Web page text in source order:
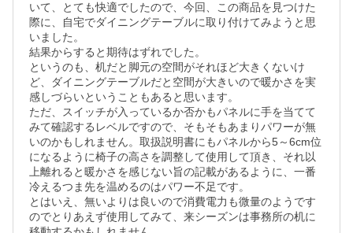
いて、とても快適でしたので、今回、この商品を見つけた
際に、自宅でダイニングテーブルに取り付けてみようと思
いました。
結果からすると期待はずれでした。
というのも、机だと脚元の空間がそれほど大きくないけ
ど、ダイニングテーブルだと空間が大きいので暖かさを実
感しづらいということもあると思います。
ただ、スイッチが入っているか否かもパネルに手を当てて
みて確認するレベルですので、そもそもあまりパワーが無
いのかもしれません。取扱説明書にもパネルから5～6cm位
になるように椅子の高さを調整して使用して頂き、それ以
上離れると暖かさを感じない旨の記載があるように、一番
冷えるつま先を温めるのはパワー不足です。
とはいえ、無いよりは良いので消費電力も微量のようです
のでとりあえず使用してみて、来シーズンは事務所の机に